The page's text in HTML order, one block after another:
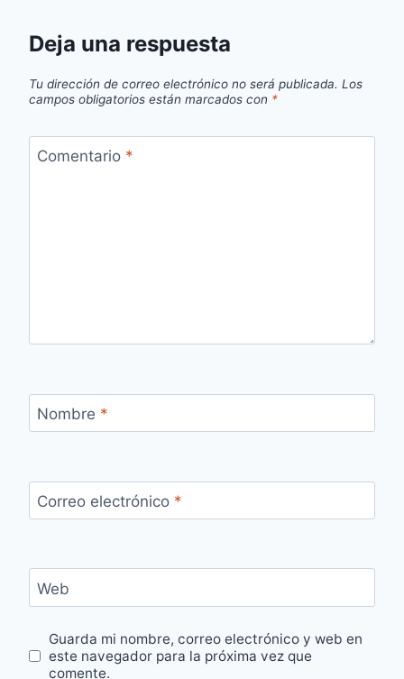
Deja una respuesta
Tu dirección de correo electrónico no será publicada. Los
campos obligatorios están marcados con *
Comentario *
Nombre *
Correo electrónico *
Web
Guarda mi nombre, correo electrónico y web en
este navegador para la próxima vez que
comente.